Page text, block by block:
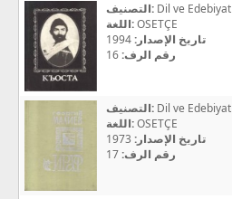
التصنيف: Dil ve Edebiyat
اللغة:OSETÇE
تاريخ الإصدار:
رقم الرف:
التصنيف: Dil ve Edebiyat
اللغة:OSETÇE
تاريخ الإصدار:
رقم الرف: